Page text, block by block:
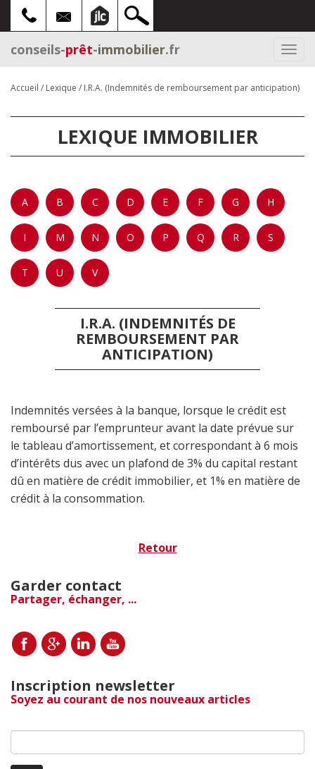
conseils-prêt-immobilier.fr
Accueil / Lexique / I.R.A. (Indemnités de remboursement par anticipation)
LEXIQUE IMMOBILIER
A B C D E F G H
I M N O P Q R S
T U V
I.R.A. (INDEMNITÉS DE
REMBOURSEMENT PAR
ANTICIPATION)
Indemnités versées à la banque, lorsque le crédit est
remboursé par l’emprunteur avant la date prévue sur
le tableau d’amortissement, et correspondant à 6 mois
d’intérêts dus avec un plafond de 3% du capital restant
dû en matière de crédit immobilier, et 1% en matière de
crédit à la consommation.
Retour
Garder contact
Partager, échanger, ...
Inscription newsletter
Soyez au courant de nos nouveaux articles